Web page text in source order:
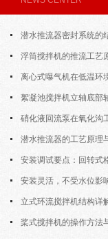
潜水推流器密封系统的
点与渗漏故障处理
浮筒搅拌机的推流工艺
明 离心式曝气机在低温环
运行特性与防冻措施
絮凝池搅拌机立轴底部
密封防水与免维护设计
硝化液回流泵在氧化沟
的布置位置对回流效果的
潜水推流器的工艺原理
逻辑安装调试要点：回转式
污机的土建配合要求与水平
安装灵活，不受水位影
筒式曝气机的结构优势与适
立式环流搅拌机结构详
部件的功能与协同
桨式搅拌机的操作方法